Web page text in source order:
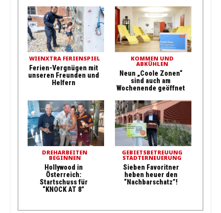
WIENXTRA FERIENSPIEL
Ferien-Vergnügen mit
unseren Freunden und
Helfern
KOMMEN UND
ABKÜHLEN
Neun „Coole Zonen“
sind auch am
Wochenende geöffnet
DREHARBEITEN
BEGINNEN
Hollywood in
Österreich:
Startschuss für
“KNOCK AT 8”
GEBIETSBETREUUNG
STADTERNEUERUNG
Sieben Favoritner
heben heuer den
“Nachbarschatz”!